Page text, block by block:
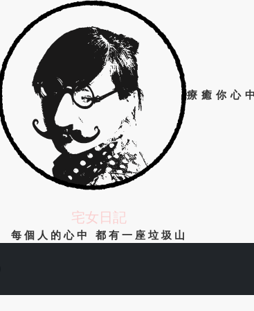
療癒你心
宅女日記
每個人的心中 都有一座垃圾山